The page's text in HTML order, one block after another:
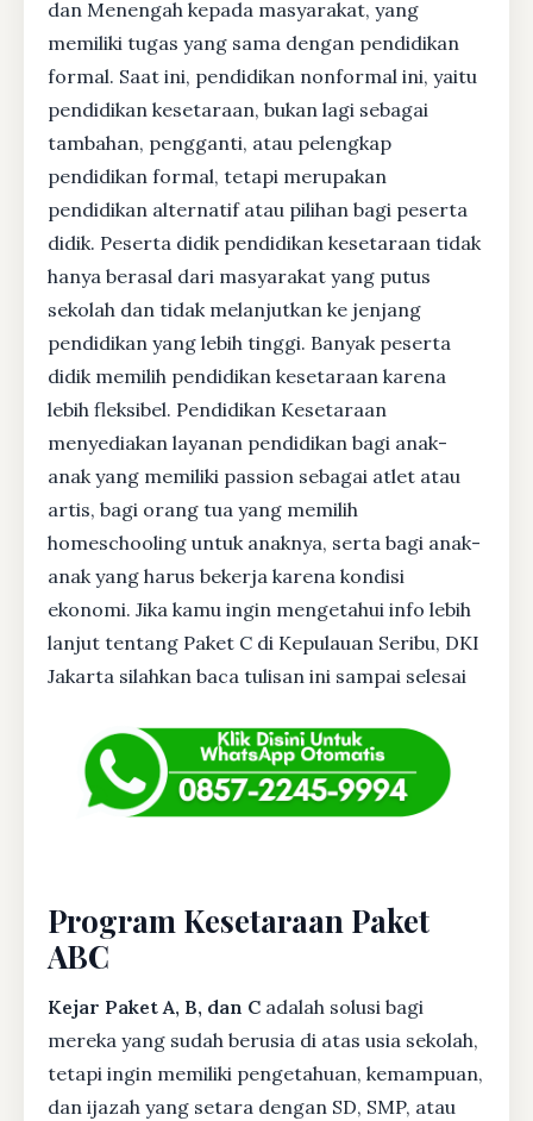
dan Menengah kepada masyarakat, yang
memiliki tugas yang sama dengan pendidikan
formal. Saat ini, pendidikan nonformal ini, yaitu
pendidikan kesetaraan, bukan lagi sebagai
tambahan, pengganti, atau pelengkap
pendidikan formal, tetapi merupakan
pendidikan alternatif atau pilihan bagi peserta
didik. Peserta didik pendidikan kesetaraan tidak
hanya berasal dari masyarakat yang putus
sekolah dan tidak melanjutkan ke jenjang
pendidikan yang lebih tinggi. Banyak peserta
didik memilih pendidikan kesetaraan karena
lebih fleksibel. Pendidikan Kesetaraan
menyediakan layanan pendidikan bagi anak-
anak yang memiliki passion sebagai atlet atau
artis, bagi orang tua yang memilih
homeschooling untuk anaknya, serta bagi anak-
anak yang harus bekerja karena kondisi
ekonomi. Jika kamu ingin mengetahui info lebih
lanjut tentang Paket C di Kepulauan Seribu, DKI
Jakarta silahkan baca tulisan ini sampai selesai
Program Kesetaraan Paket
ABC
Kejar Paket A, B, dan C adalah solusi bagi
mereka yang sudah berusia di atas usia sekolah,
tetapi ingin memiliki pengetahuan, kemampuan,
dan ijazah yang setara dengan SD, SMP, atau